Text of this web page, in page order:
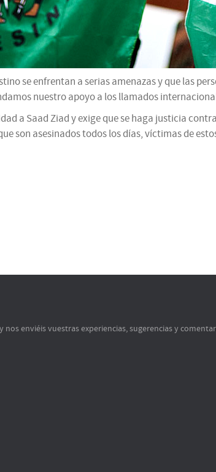
se enfrentan a serias amenazas y que las
nuestro apoyo a los llamados
a Saad Ziad y exige que se haga justicia
son asesinados todos los días, víctimas de
enviéis vuestras experiencias, sugerencias y